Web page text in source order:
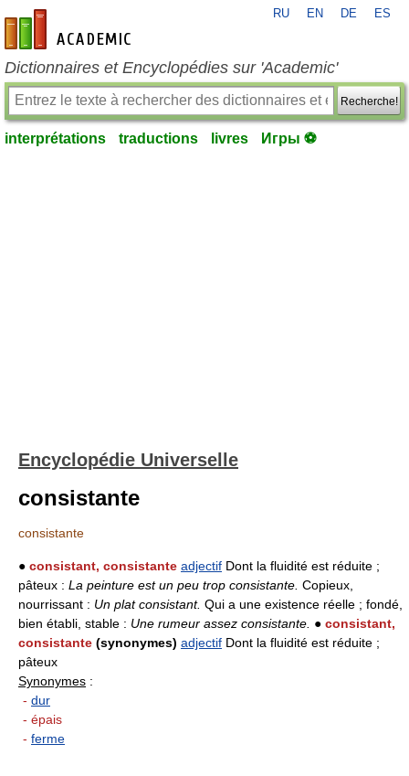
fr-academic.com
RU EN DE ES
Dictionnaires et Encyclopédies sur 'Academic'
Recherche!
interprétations traductions livres Игры ⚽
Encyclopédie Universelle
consistante
consistante
● consistant, consistante adjectif Dont la fluidité est réduite ;
pâteux : La peinture est un peu trop consistante. Copieux,
nourrissant : Un plat consistant. Qui a une existence réelle ; fondé,
bien établi, stable : Une rumeur assez consistante. ● consistant,
consistante (synonymes) adjectif Dont la fluidité est réduite ;
pâteux
Synonymes :
- dur
- épais
- ferme